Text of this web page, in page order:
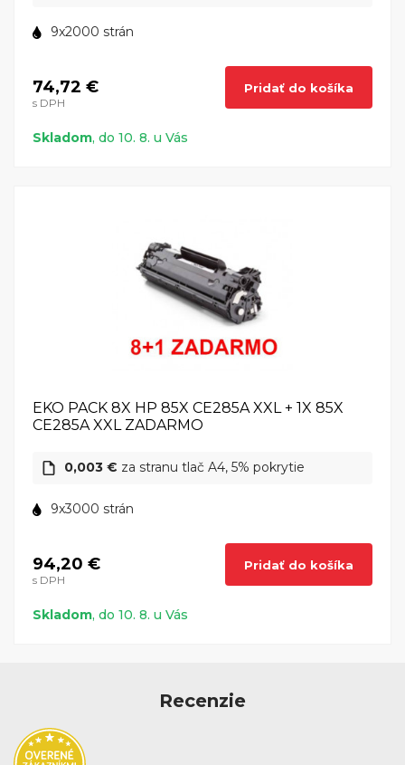
9x2000 strán
74,72 €
s DPH
Pridať do košíka
Skladom, do 10. 8. u Vás
EKO PACK 8X HP 85X CE285A XXL + 1X 85X
CE285A XXL ZADARMO
0,003 € za stranu tlač A4, 5% pokrytie
9x3000 strán
94,20 €
s DPH
Pridať do košíka
Skladom, do 10. 8. u Vás
Recenzie